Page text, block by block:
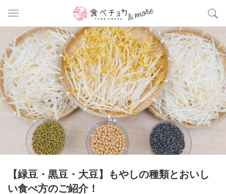
【緑豆・黒豆・大豆】もやしの種類とおいし
い食べ方のご紹介！